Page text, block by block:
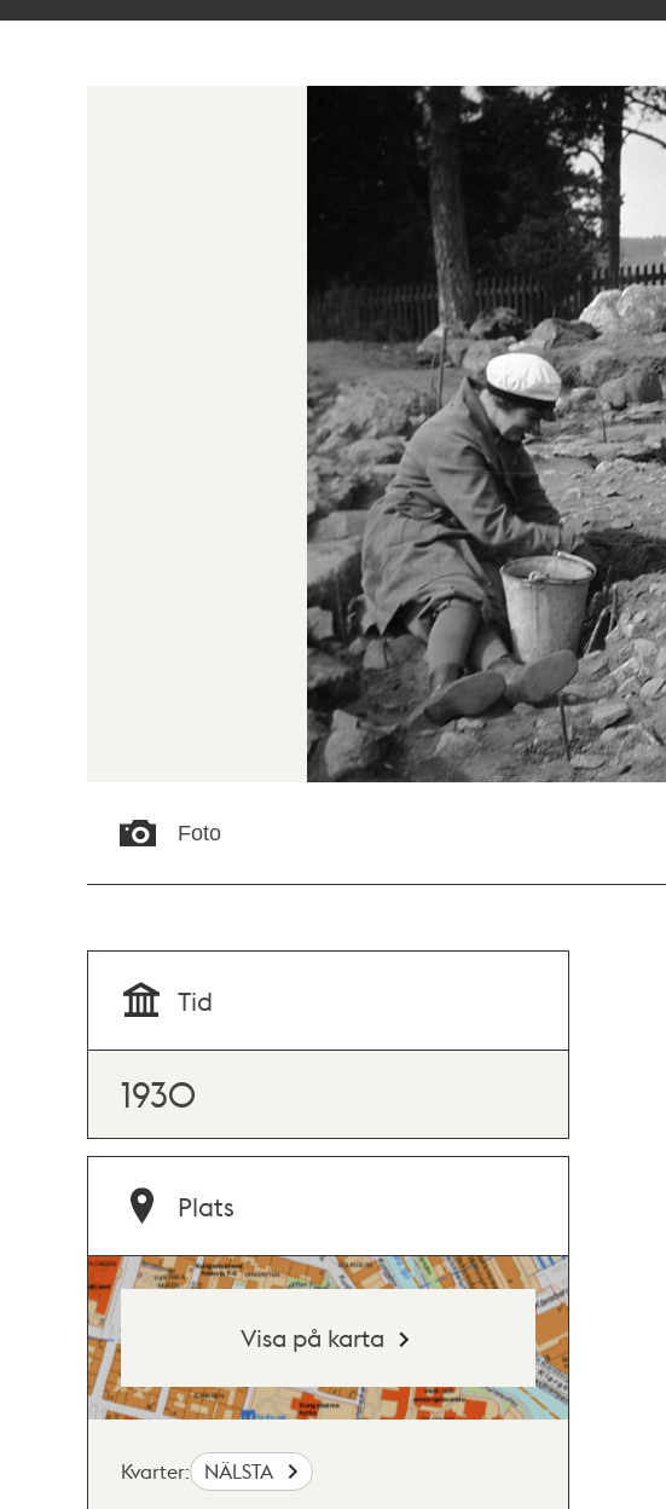
Foto
Tid
1930
Plats
Visa på karta
Kvarter: NÄLSTA